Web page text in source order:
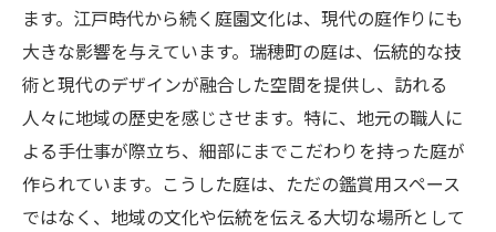
ます。江戸時代から続く庭園文化は、現代の庭作りにも
大きな影響を与えています。瑞穂町の庭は、伝統的な技
術と現代のデザインが融合した空間を提供し、訪れる
人々に地域の歴史を感じさせます。特に、地元の職人に
よる手仕事が際立ち、細部にまでこだわりを持った庭が
作られています。こうした庭は、ただの鑑賞用スペース
ではなく、地域の文化や伝統を伝える大切な場所として